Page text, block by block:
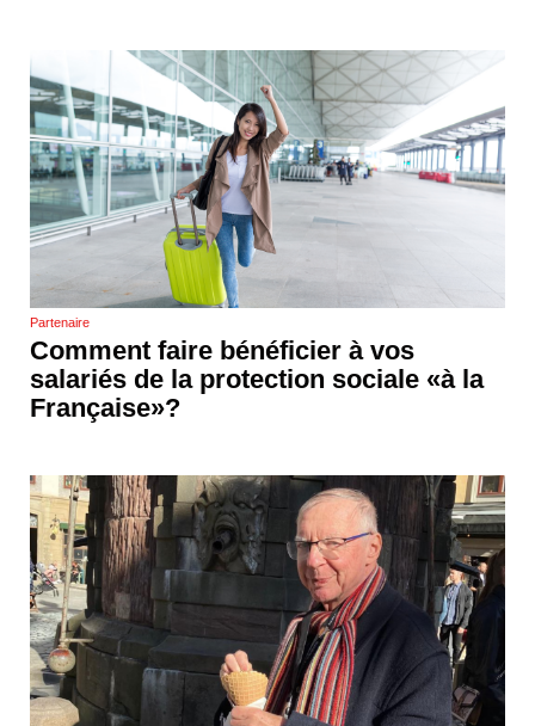
Partenaire
Comment faire bénéficier à vos
salariés de la protection sociale «à la
Française»?